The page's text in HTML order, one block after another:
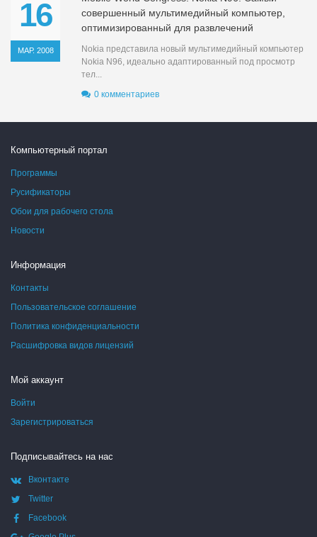
16
МАР. 2008
совершенный мультимедийный компьютер,
оптимизированный для развлечений
Nokia представила новый мультимедийный компьютер
Nokia N96, идеально адаптированный под просмотр
тел...
0 комментариев
Компьютерный портал
Программы
Русификаторы
Обои для рабочего стола
Новости
Информация
Контакты
Пользовательское соглашение
Политика конфиденциальности
Расшифровка видов лицензий
Мой аккаунт
Войти
Зарегистрироваться
Подписывайтесь на нас
Вконтакте
Twitter
Facebook